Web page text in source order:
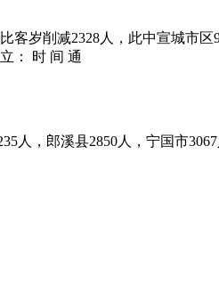
岁削减2328人，此中宣城市
： 时 间 通
，郎溪县2850人，宁国市